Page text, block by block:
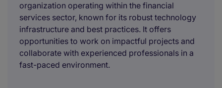
organization operating within the financial
services sector, known for its robust technology
infrastructure and best practices. It offers
opportunities to work on impactful projects and
collaborate with experienced professionals in a
fast-paced environment.